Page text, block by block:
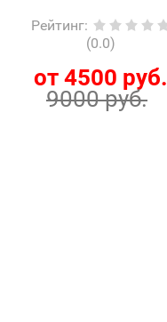
Рейтинг:
(0.0)
от 4500 руб.
9000 руб.